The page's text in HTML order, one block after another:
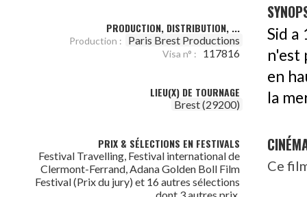
PRODUCTION, DISTRIBUTION, ...
Production : Paris Brest Productions
Visa n° : 117816
LIEU(X) DE TOURNAGE
Brest (29200)
PRIX & SÉLECTIONS EN FESTIVALS
Festival Travelling, Festival international de
Clermont-Ferrand, Adana Golden Boll Film
Festival (Prix du jury) et 16 autres sélections
Sid a
n'est
en
la
Ce